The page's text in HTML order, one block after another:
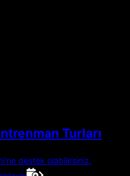
Turları
destek olabilirsiniz.